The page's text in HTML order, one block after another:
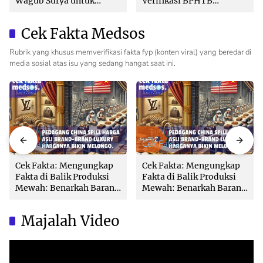
Lambat!
Cek Fakta Medsos
Rubrik yang khusus memverifikasi fakta fyp (konten viral) yang beredar di
media sosial atas isu yang sedang hangat saat ini.
Cek Fakta
Cek Fakta: Mengungkap
Fakta di Balik Produksi
Mewah: Benarkah Barang
Cek Fakta
Cek Fakta: Mengungkap
Fakta di Balik Produksi
Mewah: Benarkah Barang
Majalah Video